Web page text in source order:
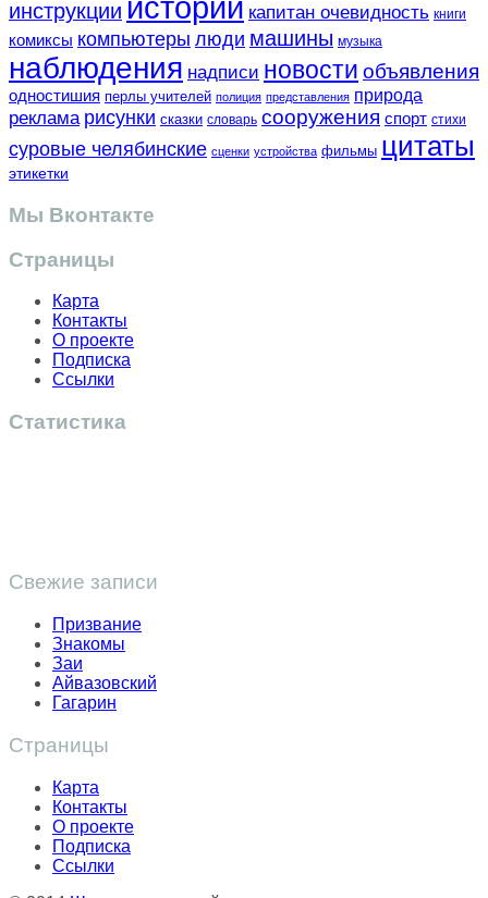
инструкции истории капитан очевидность книги
комиксы компьютеры люди машины музыка
наблюдения надписи новости объявления
одностишия перлы учителей полиция представления природа
реклама рисунки сказки словарь сооружения спорт стихи
суровые челябинские сценки устройства фильмы цитаты
этикетки
Мы Вконтакте
Страницы
Карта
Контакты
О проекте
Подписка
Ссылки
Статистика
Свежие записи
Призвание
Знакомы
Заи
Айвазовский
Гагарин
Страницы
Карта
Контакты
О проекте
Подписка
Ссылки